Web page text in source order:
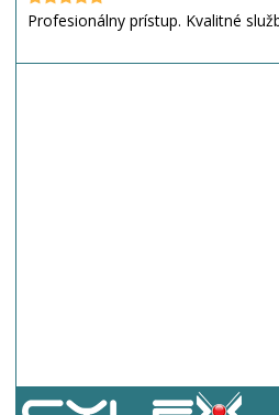
Profesionálny prístup. Kvalitné